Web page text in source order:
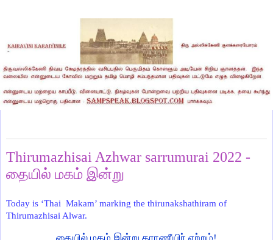
Thirumazhisai Azhwar sarrumurai 2022 -
தையில் மகம் இன்று
Today is ‘Thai Makam’ marking the thirunakshathiram of
Thirumazhisai Alwar.
தையில் மகம் இன்று தாரணீயிர் ஏற்றம்!